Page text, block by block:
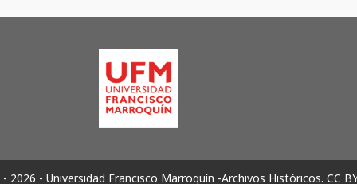
2026 - Universidad Francisco Marroquín -Archivos Históricos. CC